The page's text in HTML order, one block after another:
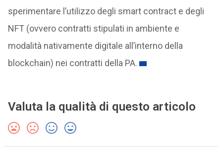
sperimentare l’utilizzo degli smart contract e degli
NFT (ovvero contratti stipulati in ambiente e
modalità nativamente digitale all’interno della
blockchain) nei contratti della PA.
Valuta la qualità di questo articolo